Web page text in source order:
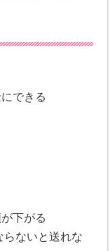
できる
下がる
ないと送れな